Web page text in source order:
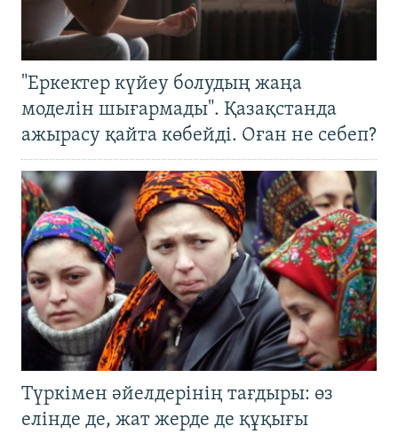
"Еркектер күйеу болудың жаңа
моделін шығармады". Қазақстанда
ажырасу қайта көбейді. Оған не себеп?
Түркімен әйелдерінің тағдыры: өз
елінде де, жат жерде де құқығы